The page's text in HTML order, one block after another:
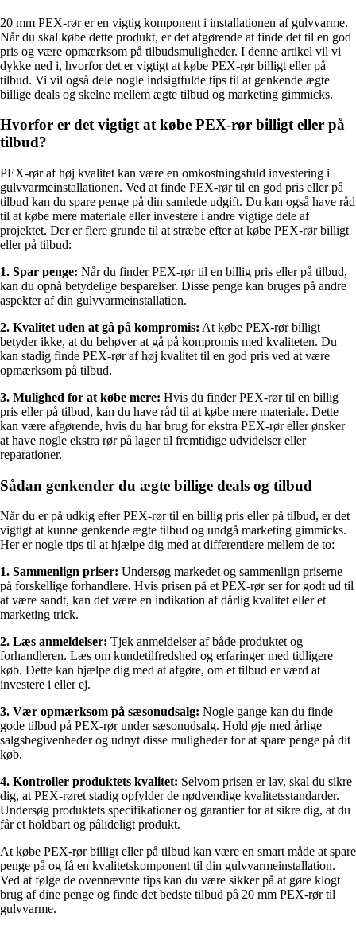
20 mm PEX-rør er en vigtig komponent i installationen af gulvvarme.
Når du skal købe dette produkt, er det afgørende at finde det til en god
pris og være opmærksom på tilbudsmuligheder. I denne artikel vil vi
dykke ned i, hvorfor det er vigtigt at købe PEX-rør billigt eller på
tilbud. Vi vil også dele nogle indsigtfulde tips til at genkende ægte
billige deals og skelne mellem ægte tilbud og marketing gimmicks.
Hvorfor er det vigtigt at købe PEX-rør billigt eller på
tilbud?
PEX-rør af høj kvalitet kan være en omkostningsfuld investering i
gulvvarmeinstallationen. Ved at finde PEX-rør til en god pris eller på
tilbud kan du spare penge på din samlede udgift. Du kan også have råd
til at købe mere materiale eller investere i andre vigtige dele af
projektet. Der er flere grunde til at stræbe efter at købe PEX-rør billigt
eller på tilbud:
1. Spar penge: Når du finder PEX-rør til en billig pris eller på tilbud,
kan du opnå betydelige besparelser. Disse penge kan bruges på andre
aspekter af din gulvvarmeinstallation.
2. Kvalitet uden at gå på kompromis: At købe PEX-rør billigt
betyder ikke, at du behøver at gå på kompromis med kvaliteten. Du
kan stadig finde PEX-rør af høj kvalitet til en god pris ved at være
opmærksom på tilbud.
3. Mulighed for at købe mere: Hvis du finder PEX-rør til en billig
pris eller på tilbud, kan du have råd til at købe mere materiale. Dette
kan være afgørende, hvis du har brug for ekstra PEX-rør eller ønsker
at have nogle ekstra rør på lager til fremtidige udvidelser eller
reparationer.
Sådan genkender du ægte billige deals og tilbud
Når du er på udkig efter PEX-rør til en billig pris eller på tilbud, er det
vigtigt at kunne genkende ægte tilbud og undgå marketing gimmicks.
Her er nogle tips til at hjælpe dig med at differentiere mellem de to:
1. Sammenlign priser: Undersøg markedet og sammenlign priserne
på forskellige forhandlere. Hvis prisen på et PEX-rør ser for godt ud til
at være sandt, kan det være en indikation af dårlig kvalitet eller et
marketing trick.
2. Læs anmeldelser: Tjek anmeldelser af både produktet og
forhandleren. Læs om kundetilfredshed og erfaringer med tidligere
køb. Dette kan hjælpe dig med at afgøre, om et tilbud er værd at
investere i eller ej.
3. Vær opmærksom på sæsonudsalg: Nogle gange kan du finde
gode tilbud på PEX-rør under sæsonudsalg. Hold øje med årlige
salgsbegivenheder og udnyt disse muligheder for at spare penge på dit
køb.
4. Kontroller produktets kvalitet: Selvom prisen er lav, skal du sikre
dig, at PEX-røret stadig opfylder de nødvendige kvalitetsstandarder.
Undersøg produktets specifikationer og garantier for at sikre dig, at du
får et holdbart og pålideligt produkt.
At købe PEX-rør billigt eller på tilbud kan være en smart måde at spare
penge på og få en kvalitetskomponent til din gulvvarmeinstallation.
Ved at følge de ovennævnte tips kan du være sikker på at gøre klogt
brug af dine penge og finde det bedste tilbud på 20 mm PEX-rør til
gulvvarme.